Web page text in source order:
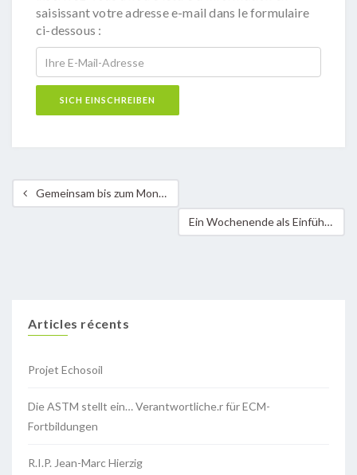
saisissant votre adresse e-mail dans le formulaire
ci-dessous :
Gemeinsam bis zum Mond – Geschafft !
Ein Wochenende als Einführung in die Permakultur
Articles récents
Projet Echosoil
Die ASTM stellt ein… Verantwortliche.r für ECM-
Fortbildungen
R.I.P. Jean-Marc Hierzig